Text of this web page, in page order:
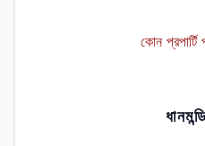
কোন প্রপার্টি